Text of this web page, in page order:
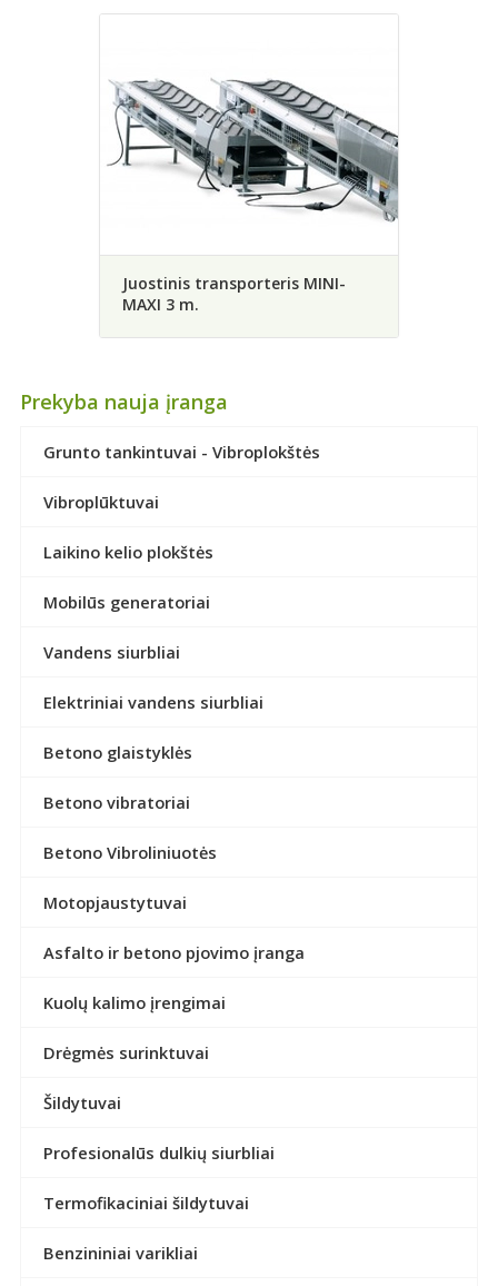
Juostinis transporteris MINI-
MAXI 3 m.
Prekyba nauja įranga
Grunto tankintuvai - Vibroplokštės
Vibroplūktuvai
Laikino kelio plokštės
Mobilūs generatoriai
Vandens siurbliai
Elektriniai vandens siurbliai
Betono glaistyklės
Betono vibratoriai
Betono Vibroliniuotės
Motopjaustytuvai
Asfalto ir betono pjovimo įranga
Kuolų kalimo įrengimai
Drėgmės surinktuvai
Šildytuvai
Profesionalūs dulkių siurbliai
Termofikaciniai šildytuvai
Benzininiai varikliai